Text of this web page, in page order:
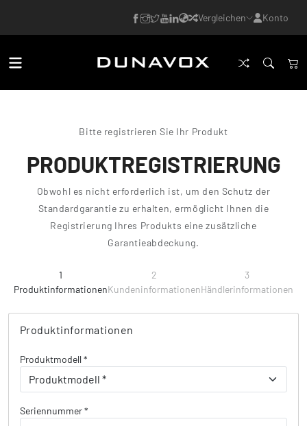
Vergleichen Konto
Bitte registrieren Sie Ihr Produkt
PRODUKTREGISTRIERUNG
Obwohl es nicht erforderlich ist, um den Schutz der
Standardgarantie zu erhalten, ermöglicht Ihnen die
Registrierung Ihres Produkts eine zusätzliche
Garantieabdeckung.
1
Produktinformationen
2
Kundeninformationen
3
Händlerinformationen
Produktinformationen
Produktmodell *
Seriennummer *